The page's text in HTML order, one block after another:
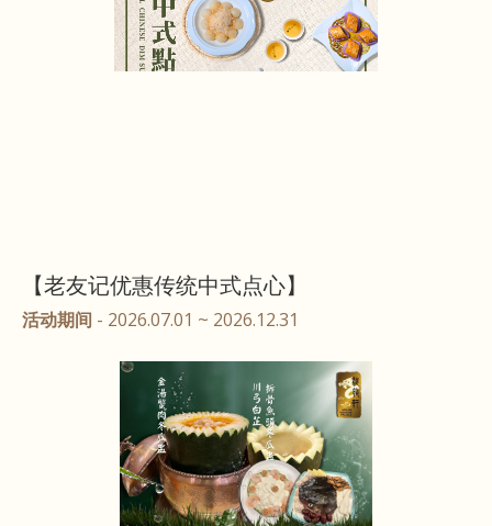
【老友记优惠传统中式点心】
活动期间 - 2026.07.01 ~ 2026.12.31